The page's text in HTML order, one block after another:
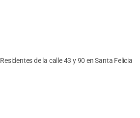
Residentes de la calle 43 y 90 en Santa Felicia